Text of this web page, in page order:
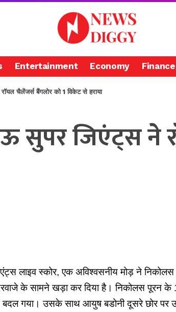
Entertainment Economy Finance
चैलेंजर्स बैंगलोर को 1 विकेट से हराया
सुपर जिएंट्स ने
लाइव स्कोर, एक अविश्वसनीय मोड़ ने निकोलस
के सामने खड़ा कर दिया है। निकोलस पूरन के
गया। उसके साथ आयुष बडोनी दूसरे छोर पर